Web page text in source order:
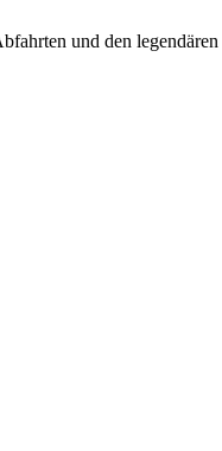
und den